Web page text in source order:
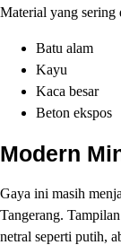
Material yang sering
Batu alam
Kayu
Kaca besar
Beton ekspos
Modern
Gaya ini masih
Tangerang.
netral seperti putih,